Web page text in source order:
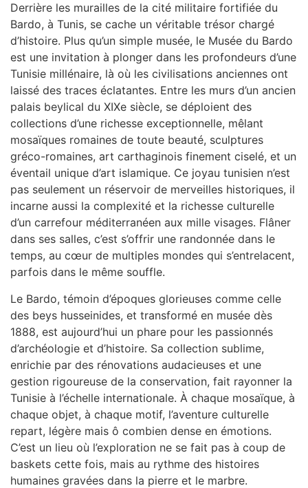
Derrière les murailles de la cité militaire fortifiée du
Bardo, à Tunis, se cache un véritable trésor chargé
d’histoire. Plus qu’un simple musée, le Musée du Bardo
est une invitation à plonger dans les profondeurs d’une
Tunisie millénaire, là où les civilisations anciennes ont
laissé des traces éclatantes. Entre les murs d’un ancien
palais beylical du XIXe siècle, se déploient des
collections d’une richesse exceptionnelle, mêlant
mosaïques romaines de toute beauté, sculptures
gréco-romaines, art carthaginois finement ciselé, et un
éventail unique d’art islamique. Ce joyau tunisien n’est
pas seulement un réservoir de merveilles historiques, il
incarne aussi la complexité et la richesse culturelle
d’un carrefour méditerranéen aux mille visages. Flâner
dans ses salles, c’est s’offrir une randonnée dans le
temps, au cœur de multiples mondes qui s’entrelacent,
parfois dans le même souffle.
Le Bardo, témoin d’époques glorieuses comme celle
des beys husseinides, et transformé en musée dès
1888, est aujourd’hui un phare pour les passionnés
d’archéologie et d’histoire. Sa collection sublime,
enrichie par des rénovations audacieuses et une
gestion rigoureuse de la conservation, fait rayonner la
Tunisie à l’échelle internationale. À chaque mosaïque, à
chaque objet, à chaque motif, l’aventure culturelle
repart, légère mais ô combien dense en émotions.
C’est un lieu où l’exploration ne se fait pas à coup de
baskets cette fois, mais au rythme des histoires
humaines gravées dans la pierre et le marbre.